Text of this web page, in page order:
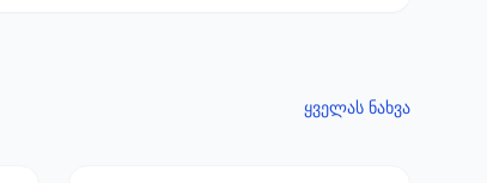
ყველას ნახვა